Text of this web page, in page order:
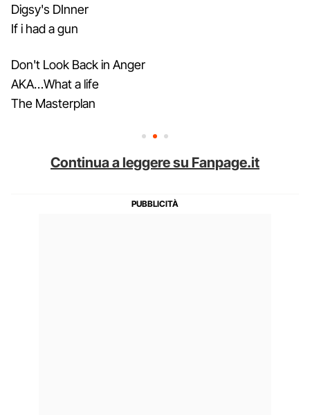
Digsy's DInner
If i had a gun
Don't Look Back in Anger
AKA…What a life
The Masterplan
Continua a leggere su Fanpage.it